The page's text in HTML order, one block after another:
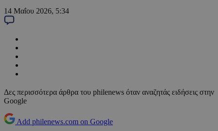
14 Μαΐου 2026, 5:34
Δες περισσότερα άρθρα του philenews όταν αναζητάς ειδήσεις στην
Google
Add philenews.com on Google